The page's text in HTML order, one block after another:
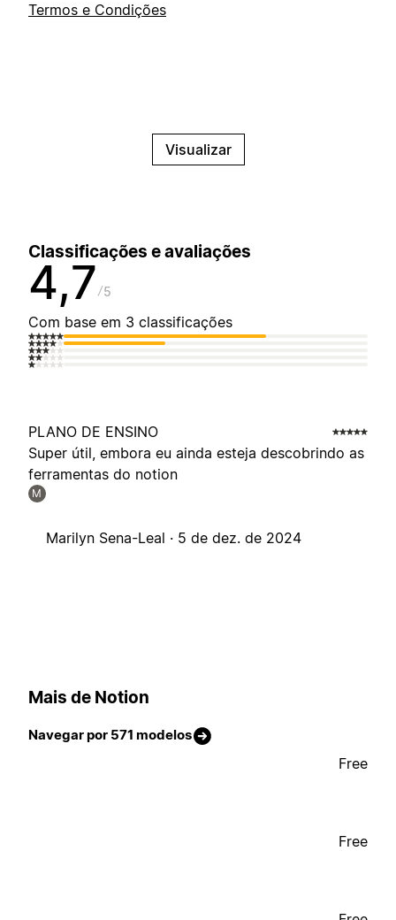
Termos e Condições
Visualizar
Classificações e avaliações
4,7 5
Com base em 3 classificações
PLANO DE ENSINO
Super útil, embora eu ainda esteja descobrindo as
ferramentas do notion
M
Marilyn Sena-Leal · 5 de dez. de 2024
Mais de Notion
Navegar por 571 modelos
Free
Free